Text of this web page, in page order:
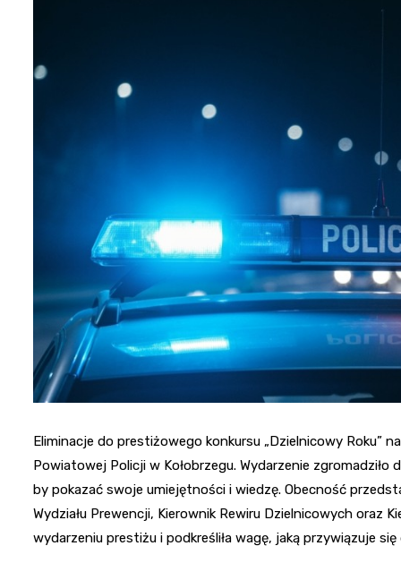
Eliminacje do prestiżowego konkursu „Dzielnicowy Roku”
Powiatowej Policji w Kołobrzegu. Wydarzenie
by pokazać swoje umiejętności i wiedzę. Obecność
Wydziału Prewencji, Kierownik Rewiru Dzielnicowych oraz
wydarzeniu prestiżu i podkreśliła wagę, jaką przywiązuje